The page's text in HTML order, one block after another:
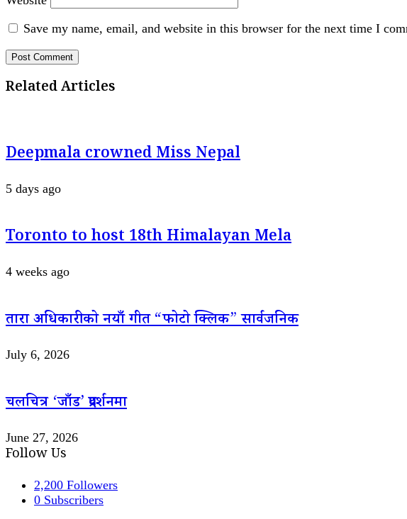
Save my name, email, and website in this browser for the next time I
Related Articles
Deepmala crowned Miss Nepal
5 days ago
Toronto to host 18th Himalayan Mela
4 weeks ago
तारा अधिकारीको नयाँ गीत “फोटो क्लिक” सार्वजनिक
July 6, 2026
चलचित्र ‘जाँड’ प्रदर्शनमा
June 27, 2026
Follow Us
2,200 Followers
0 Subscribers